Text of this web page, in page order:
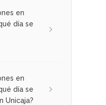
en
día se
en
día se
Unicaja?